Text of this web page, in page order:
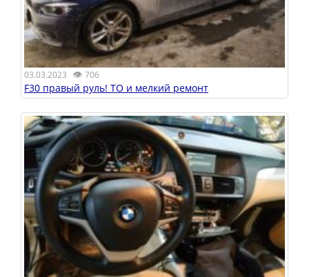
03.03.2023 👁 706
F30 правый руль! ТО и мелкий ремонт